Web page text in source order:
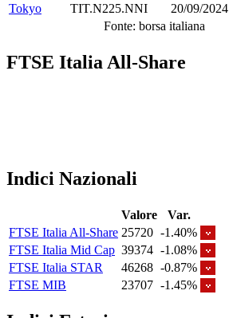
Tokyo
TIT.N225.NNI 20/09/2024
Fonte: borsa italiana
FTSE Italia All-Share
Indici Nazionali
Valore
Var.
FTSE Italia All-Share 25720 -1.40%
FTSE Italia Mid Cap 39374 -1.08%
FTSE Italia STAR
46268 -0.87%
FTSE MIB
23707 -1.45%